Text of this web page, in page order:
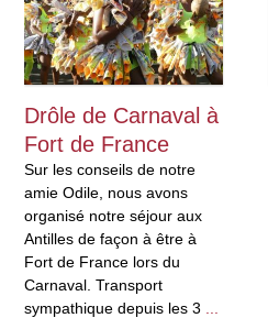
Drôle de Carnaval à
Fort de France
Sur les conseils de notre
amie Odile, nous avons
organisé notre séjour aux
Antilles de façon à être à
Fort de France lors du
Carnaval. Transport
sympathique depuis les 3